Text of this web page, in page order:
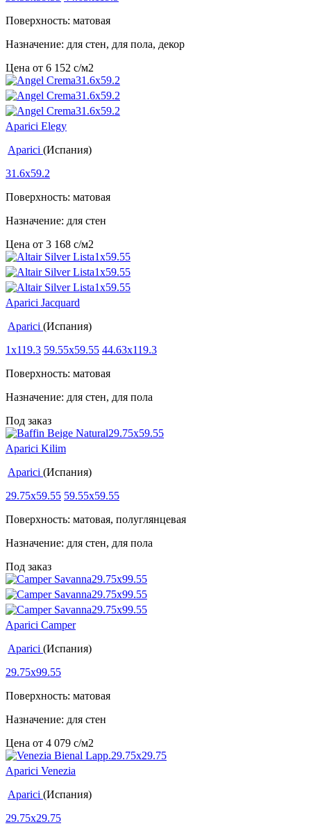
Поверхность: матовая
Назначение: для стен, для пола, декор
Цена от 6 152 c/м2
Aparici Elegy
Aparici (Испания)
31.6x59.2
Поверхность: матовая
Назначение: для стен
Цена от 3 168 c/м2
Aparici Jacquard
Aparici (Испания)
1x119.3 59.55x59.55 44.63x119.3
Поверхность: матовая
Назначение: для стен, для пола
Под заказ
Aparici Kilim
Aparici (Испания)
29.75x59.55 59.55x59.55
Поверхность: матовая, полуглянцевая
Назначение: для стен, для пола
Под заказ
Aparici Camper
Aparici (Испания)
29.75x99.55
Поверхность: матовая
Назначение: для стен
Цена от 4 079 c/м2
Aparici Venezia
Aparici (Испания)
29.75x29.75